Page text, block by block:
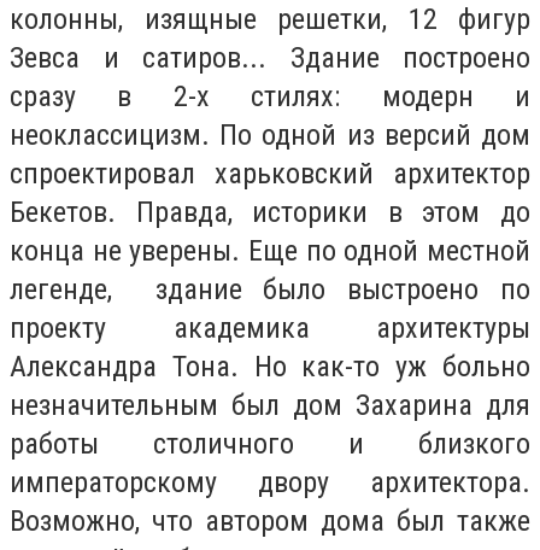
колонны, изящные решетки, 12 фигур
Зевса и сатиров... Здание построено
сразу в 2-х стилях: модерн и
неоклассицизм. По одной из версий дом
спроектировал харьковский архитектор
Бекетов. Правда, историки в этом до
конца не уверены. Еще по одной местной
легенде, здание было выстроено по
проекту академика архитектуры
Александра Тона. Но как-то уж больно
незначительным был дом Захарина для
работы столичного и близкого
императорскому двору архитектора.
Возможно, что автором дома был также